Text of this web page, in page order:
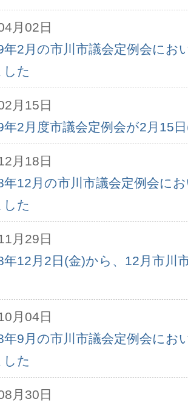
月02日
年2月の市川市議会定例会にお
た
月15日
年2月度市議会定例会が2月15
月18日
年12月の市川市議会定例会に
た
月29日
年12月2日(金)から、12月市川
月04日
年9月の市川市議会定例会にお
た
月30日